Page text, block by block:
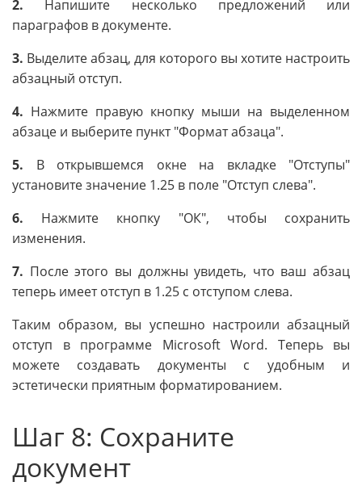
2. Напишите несколько предложений или
параграфов в документе.
3. Выделите абзац, для которого вы хотите настроить
абзацный отступ.
4. Нажмите правую кнопку мыши на выделенном
абзаце и выберите пункт "Формат абзаца".
5. В открывшемся окне на вкладке "Отступы"
установите значение 1.25 в поле "Отступ слева".
6. Нажмите кнопку "ОК", чтобы сохранить
изменения.
7. После этого вы должны увидеть, что ваш абзац
теперь имеет отступ в 1.25 с отступом слева.
Таким образом, вы успешно настроили абзацный
отступ в программе Microsoft Word. Теперь вы
можете создавать документы с удобным и
эстетически приятным форматированием.
Шаг 8: Сохраните
документ